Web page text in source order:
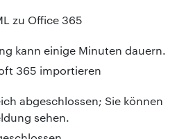
kann einige Minuten dauern.
abgeschlossen; Sie können
sehen.